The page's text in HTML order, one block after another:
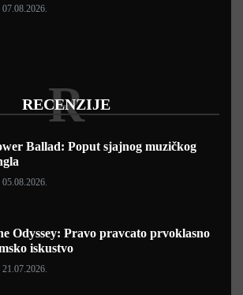
07.08.2026.
RECENZIJE
R
Ballad: Poput sjajnog muzičkog
05.08.2026.
Odyssey: Pravo pravcato prvoklasno
iskustvo
21.07.2026.